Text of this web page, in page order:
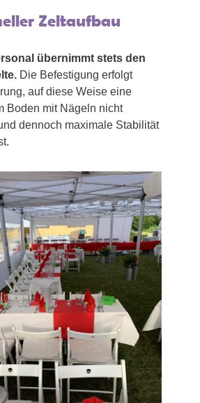
Zeltaufbau
übernimmt stets den
Die Befestigung erfolgt
auf diese Weise eine
Boden mit Nägeln nicht
dennoch maximale Stabilität